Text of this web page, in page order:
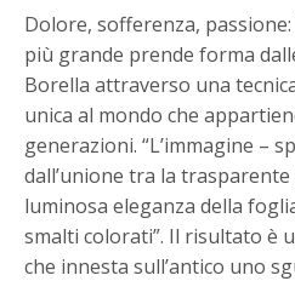
Dolore, sofferenza, passione:
più grande prende forma
Borella attraverso una
unica al mondo che
generazioni. “L’immagine –
dall’unione tra la
luminosa eleganza della
smalti colorati”. Il risultato è
che innesta sull’antico uno